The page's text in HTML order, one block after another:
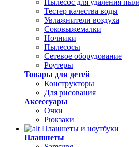
Пылесос для удаления
Тестер качества воды
Увлажнители воздуха
Соковыжемалки
Ночники
Пылесосы
Сетевое оборудование
Роутеры
Товары для детей
Конструкторы
Для рисования
Аксессуары
Очки
Рюкзаки
Планшеты и ноутбуки
Планшеты